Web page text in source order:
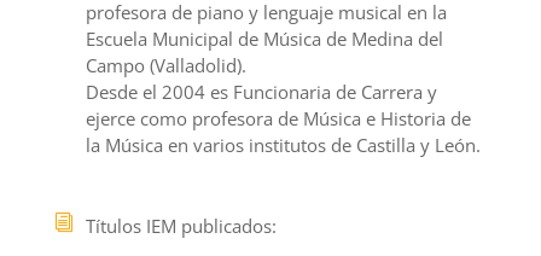
profesora de piano y lenguaje musical en la
Escuela Municipal de Música de Medina del
Campo (Valladolid).
Desde el 2004 es Funcionaria de Carrera y
ejerce como profesora de Música e Historia de
la Música en varios institutos de Castilla y León.
Títulos IEM publicados: